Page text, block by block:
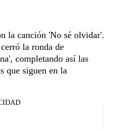
la canción 'No sé olvidar'.
la ronda de
completando así las
que siguen en la